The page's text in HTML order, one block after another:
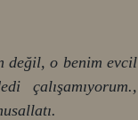
değil, o benim evcil
çalışamıyorum.,